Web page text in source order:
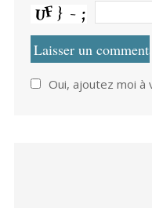
Oui, ajoutez moi à